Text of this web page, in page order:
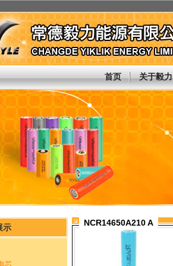
首页 关于毅力
示
芯
NCR14650A210 A